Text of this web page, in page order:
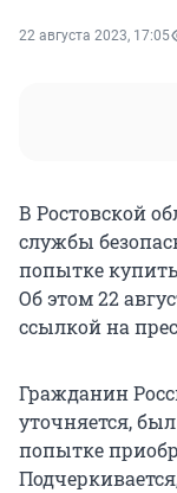
22 августа 2023, 17:05
В Ростовской
службы
попытке
Об этом 22
ссылкой на
Гражданин
уточняется,
попытке